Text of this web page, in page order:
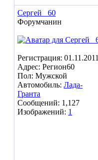
Сергей _60
Форумчанин
Регистрация: 01.11.2011
Адрес: Регион60
Пол: Мужской
Автомобиль: Лада-
Гранта
Сообщений: 1,127
Изображений: 1